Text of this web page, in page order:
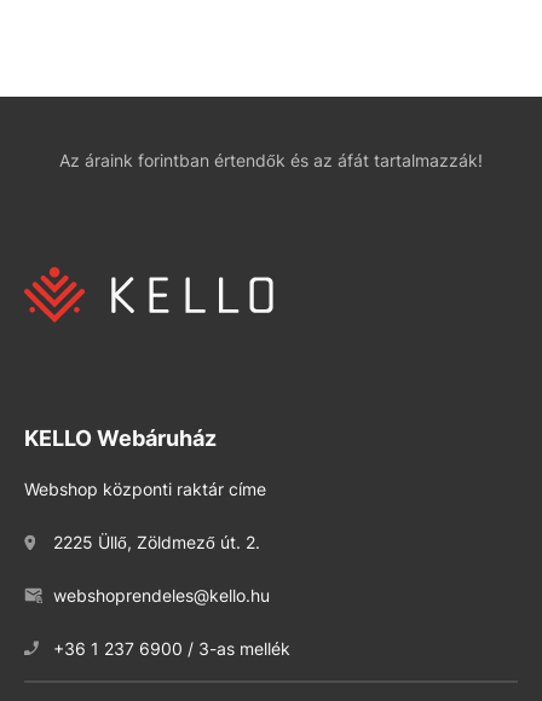
Az áraink forintban értendők és az áfát tartalmazzák!
KELLO Webáruház
Webshop központi raktár címe
2225 Üllő, Zöldmező út. 2.
webshoprendeles@kello.hu
+36 1 237 6900 / 3-as mellék